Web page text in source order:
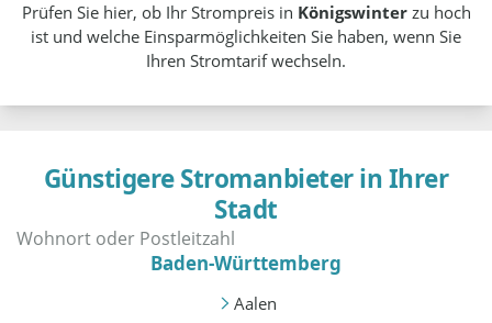
Prüfen Sie hier, ob Ihr Strompreis in Königswinterzu hoch
ist und welche Einsparmöglichkeiten Sie haben, wenn Sie
Ihren Stromtarif wechseln.
Günstigere Stromanbieter in Ihrer
Stadt
Baden-Württemberg
Aalen